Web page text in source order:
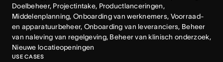
Doelbeheer, Projectintake, Productlanceringen,
Middelenplanning, Onboarding van werknemers, Voorraad-
en apparatuurbeheer, Onboarding van leveranciers, Beheer
van naleving van regelgeving, Beheer van klinisch onderzoek,
Nieuwe locatieopeningen
USE CASES